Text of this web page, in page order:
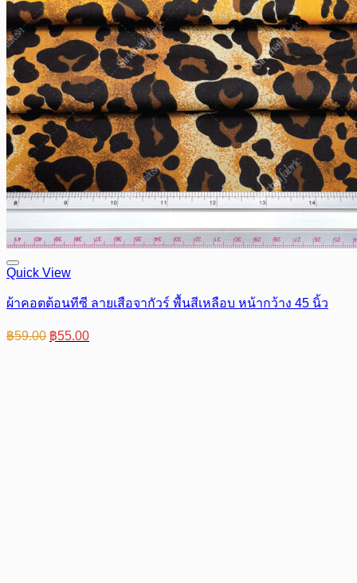
Quick View
ผ้าคอตต้อนทีซี ลายเสือจากัวร์ พื้นสีเหลือบ หน้ากว้าง 45 นิ้ว
฿59.00 Original
price
฿55.00Current
price